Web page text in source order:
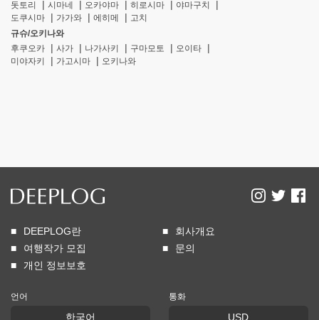
돗토리
시마네 오카야마 히로시마
야마구치
도쿠시마
가가와 에히메
고치
규슈/오키나와
후쿠오카
사가 나가사키 구마모토
오이타
미야자키
가고시마 오키나와
DEEPLOG란
회사개요
여행작가 모집
문의
개인 정보보호
언어
한국어
통화
USD